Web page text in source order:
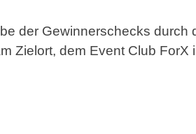
der Gewinnerschecks durch
Zielort, dem Event Club ForX